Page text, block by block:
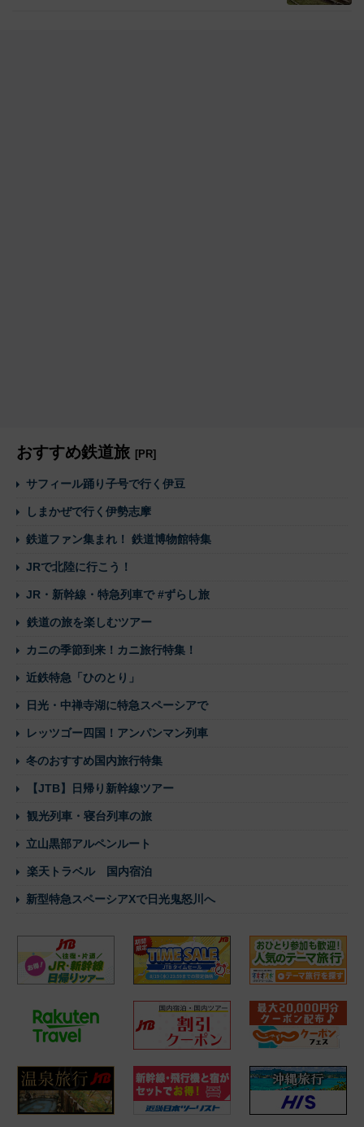
おすすめ鉄道旅 [PR]
サフィール踊り子号で行く伊豆
しまかぜで行く伊勢志摩
鉄道ファン集まれ！ 鉄道博物館特集
JRで北陸に行こう！
JR・新幹線・特急列車で #ずらし旅
鉄道の旅を楽しむツアー
カニの季節到来！カニ旅行特集！
近鉄特急「ひのとり」
日光・中禅寺湖に特急スペーシアで
レッツゴー四国！アンパンマン列車
冬のおすすめ国内旅行特集
【JTB】日帰り新幹線ツアー
観光列車・寝台列車の旅
立山黒部アルペンルート
楽天トラベル 国内宿泊
新型特急スペーシアXで日光鬼怒川へ